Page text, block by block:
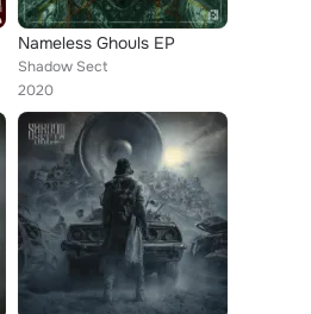
Nameless Ghouls EP
Shadow Sect
2020